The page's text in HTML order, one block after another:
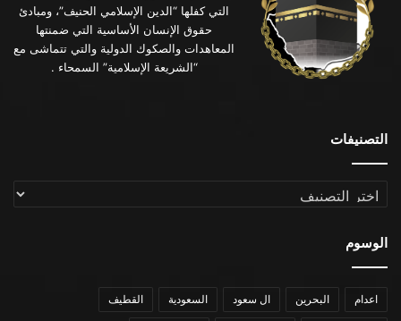
التي كفلها “الدين الإسلامي الحنيف”، ومبادئ
حقوق الإنسان الأساسية التي ضمنتها
المعاهدات والصكوك الدولية والتي تتماشى مع
“الشريعة الإسلامية” السمحاء .
التصنيفات
التصنيفات
الوسوم
اعدام البحرين ال سعود السعودية القطيف